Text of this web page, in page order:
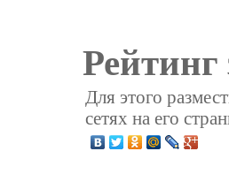
Рейтинг
Для этого
сетях на его